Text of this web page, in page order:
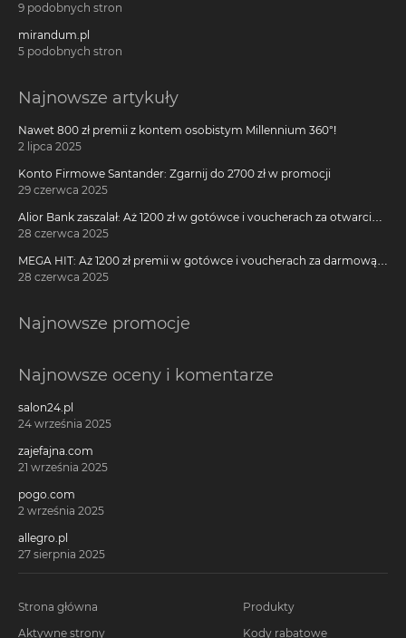
9 podobnych stron
mirandum.pl
5 podobnych stron
Najnowsze artykuły
Nawet 800 zł premii z kontem osobistym Millennium 360°!
2 lipca 2025
Konto Firmowe Santander: Zgarnij do 2700 zł w promocji
29 czerwca 2025
Alior Bank zaszalał: Aż 1200 zł w gotówce i voucherach za otwarcie
darmowego konta!
28 czerwca 2025
MEGA HIT: Aż 1200 zł premii w gotówce i voucherach za darmową
kartę kredytową Citi Simplicity
28 czerwca 2025
Najnowsze promocje
Najnowsze oceny i komentarze
salon24.pl
24 września 2025
zajefajna.com
21 września 2025
pogo.com
2 września 2025
allegro.pl
27 sierpnia 2025
Strona główna
Aktywne strony
Produkty
Kody rabatowe